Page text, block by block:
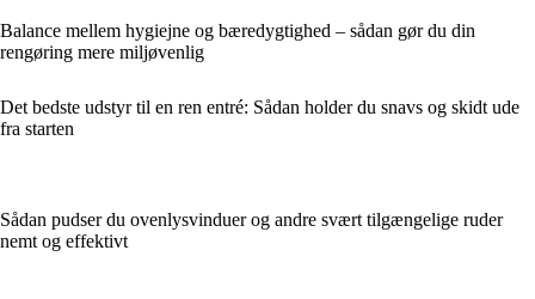
Balance mellem hygiejne og bæredygtighed – sådan gør du din
rengøring mere miljøvenlig
Det bedste udstyr til en ren entré: Sådan holder du snavs og skidt ude
fra starten
Sådan pudser du ovenlysvinduer og andre svært tilgængelige ruder
nemt og effektivt